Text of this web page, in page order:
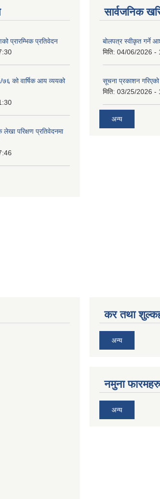
प्रारम्भिक प्रतिवेदन
को वार्षिक आय व्ययको
परिक्षण प्रतिवेदनमा
सार्वजनिक
बोलपत्र स्वीकृत गर्ने
मिति: 04/06/2026 -
सूचना प्रकाशन गरिएको
मिति: 03/25/2026 -
अन्य
कर तथा
अन्य
नमुना फारमहरु
अन्य